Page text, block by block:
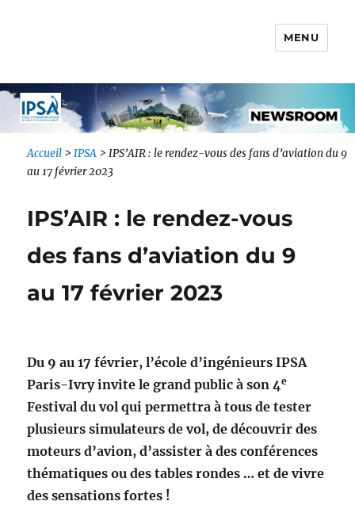
MENU
Accueil >IPSA >IPS’AIR : le rendez-vous des fans d’aviation du 9
au 17 février 2023
IPS’AIR : le rendez-vous
des fans d’aviation du 9
au 17 février 2023
Du 9 au 17 février, l’école d’ingénieurs IPSA
Paris-Ivry invite le grand public à son 4e
Festival du vol qui permettra à tous de tester
plusieurs simulateurs de vol, de découvrir des
moteurs d’avion, d’assister à des conférences
thématiques ou des tables rondes … et de vivre
des sensations fortes !